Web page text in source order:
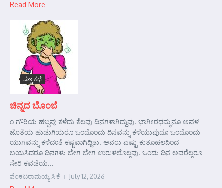
Read More
ಸಣ್ಣ ಕಥೆ
ಚಿನ್ನದ ಬೊಂಬೆ
೧ ಗೌರಿಯ ಹಬ್ಬವು ಕಳೆದು ಕೆಲವು ದಿನಗಳಾಗಿದ್ದುವು. ಭಾಗೀರಥಮ್ಮನೂ ಅವಳ
ಜೊತೆಯ ಹುಡುಗಿಯರೂ ಒಂದೊಂದು ದಿನವನ್ನು ಕಳೆಯುವುದೂ ಒಂದೊಂದು
ಯುಗವನ್ನು ಕಳೆದಂತೆ ಕಷ್ಟವಾಗಿದ್ದಿತು. ಅವರು ಎಷ್ಟು ಕುತೂಹಲದಿಂದ
ಬಯಸಿದರೂ ದಿನಗಳು ಬೇಗ ಬೇಗ ಉರುಳಲೊಲ್ಲವು. ಒಂದು ದಿನ ಅವರೆಲ್ಲರೂ
ಸೇರಿ ಕವಡೆಯ...
ವೆಂಕಟರಾಮಯ್ಯ ಸಿ ಕೆ July 12, 2026